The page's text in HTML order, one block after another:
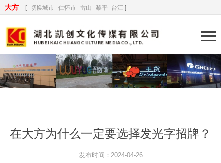
大方 [ 切换城市 仁怀市 雷山 黎平 台江 ]
在大方为什么一定要选择发光字招牌？
发布时间：2024-04-26